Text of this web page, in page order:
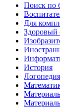
Поиск по
Для
Здоровый
История
Логопедия